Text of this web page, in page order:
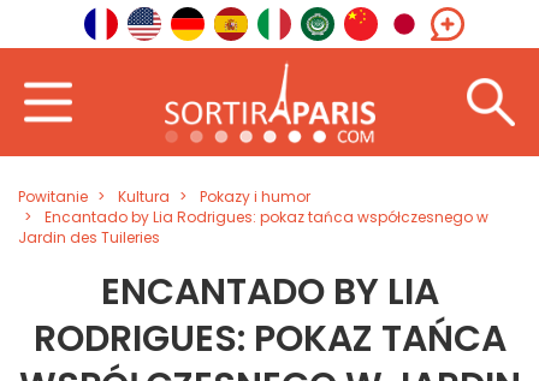
Powitanie Kultura
Pokazy i humor
Encantado by Lia Rodrigues: pokaz tańca współczesnego w
Jardin des Tuileries
ENCANTADO BY LIA
RODRIGUES: POKAZ TAŃCA